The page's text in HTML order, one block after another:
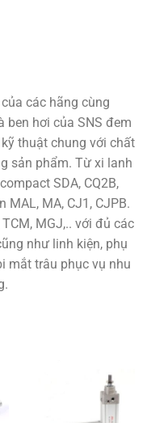
các hãng cùng
ben hơi của SNS đem
thuật chung với chất
sản phẩm. Từ xi lanh
SDA, CQ2B,
MAL, MA, CJ1, CJPB.
MGJ,.. với đủ các
như linh kiện, phụ
mắt trâu phục vụ nhu